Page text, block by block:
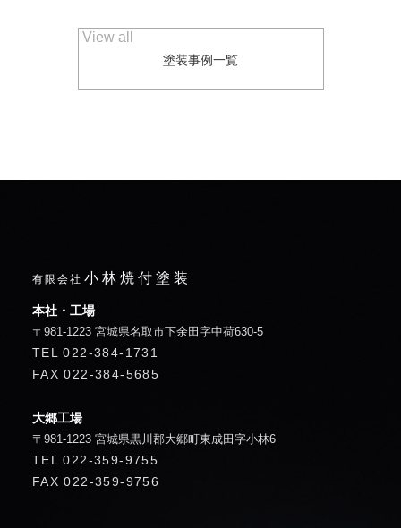
View all
塗装事例一覧
有限会社 小林焼付塗装
本社・工場
〒981-1223 宮城県名取市下余田字中荷630-5
TEL022-384-1731
FAX022-384-5685
大郷工場
〒981-1223 宮城県黒川郡大郷町東成田字小林6
TEL022-359-9755
FAX022-359-9756